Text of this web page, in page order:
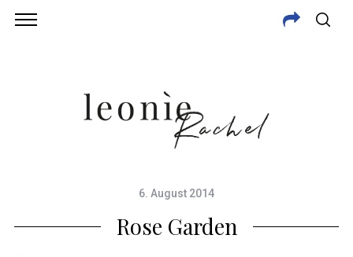
6. August 2014
Rose Garden